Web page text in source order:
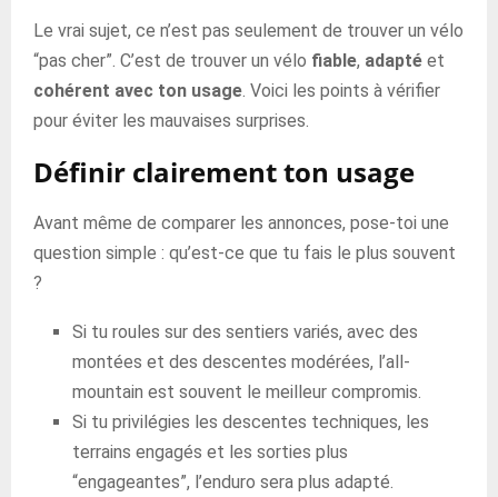
Le vrai sujet, ce n’est pas seulement de trouver un vélo
“pas cher”. C’est de trouver un vélo fiable, adapté et
cohérent avec ton usage. Voici les points à vérifier
pour éviter les mauvaises surprises.
Définir clairement ton usage
Avant même de comparer les annonces, pose-toi une
question simple : qu’est-ce que tu fais le plus souvent
?
Si tu roules sur des sentiers variés, avec des
montées et des descentes modérées, l’all-
mountain est souvent le meilleur compromis.
Si tu privilégies les descentes techniques, les
terrains engagés et les sorties plus
“engageantes”, l’enduro sera plus adapté.